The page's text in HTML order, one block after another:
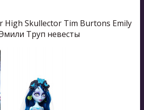
High Skullector Tim Burtons Emily
Труп невесты